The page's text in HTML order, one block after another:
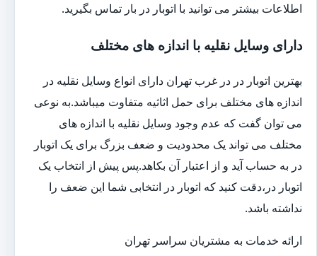
اطلاعات بیشتر می توانید با اتوبار در بار تماس بگیرید.
دارای وسایل نقلیه با اندازه های مختلف
بهترین اتوبار در در غرب تهران دارای انواع وسایل نقلیه در
اندازه های مختلف برای حمل اثاثیه متفاوت می‎باشد.به نوعی
می توان گفت که عدم وجود وسایل نقلیه با اندازه های
مختلف می تواند یک محدودیت و ضعف بزرگ برای یک اتوبار
در به حساب آید و از اعتبار آن بکاهد.پس پیش از انتخاب یک
اتوبار در،دقت کنید که اتوبار در انتخابی شما این ضعف را
نداشته باشد.
ارائه خدمات به مشتریان سراسر تهران